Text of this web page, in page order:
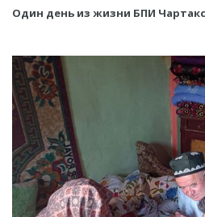
Один день из жизни БПИ